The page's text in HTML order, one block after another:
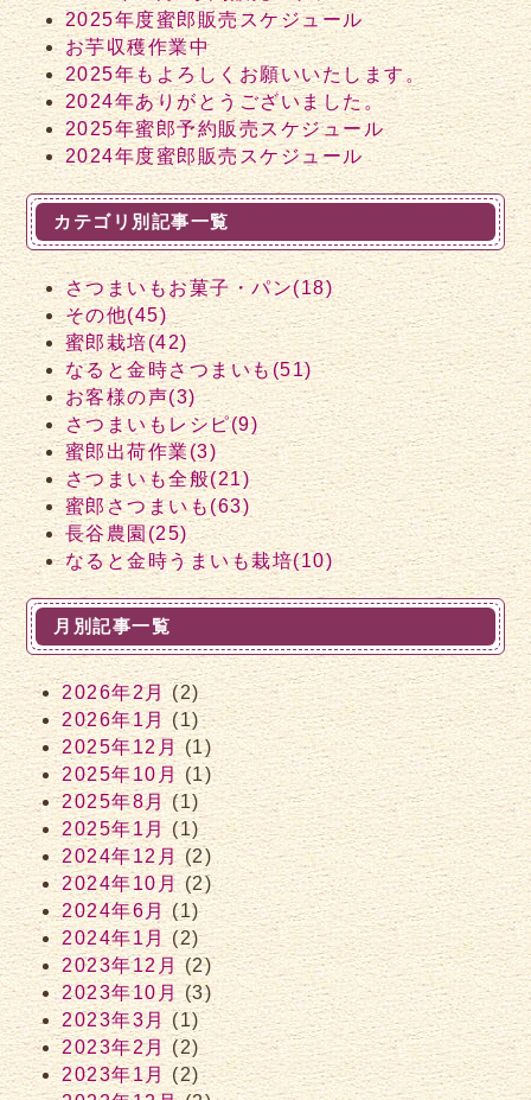
2025年度蜜郎販売スケジュール
お芋収穫作業中
2025年もよろしくお願いいたします。
2024年ありがとうございました。
2025年蜜郎予約販売スケジュール
2024年度蜜郎販売スケジュール
カテゴリ別記事一覧
さつまいもお菓子・パン(18)
その他(45)
蜜郎栽培(42)
なると金時さつまいも(51)
お客様の声(3)
さつまいもレシピ(9)
蜜郎出荷作業(3)
さつまいも全般(21)
蜜郎さつまいも(63)
長谷農園(25)
なると金時うまいも栽培(10)
月別記事一覧
2026年2月(2)
2026年1月(1)
2025年12月(1)
2025年10月(1)
2025年8月(1)
2025年1月(1)
2024年12月(2)
2024年10月(2)
2024年6月(1)
2024年1月(2)
2023年12月(2)
2023年10月(3)
2023年3月(1)
2023年2月(2)
2023年1月(2)